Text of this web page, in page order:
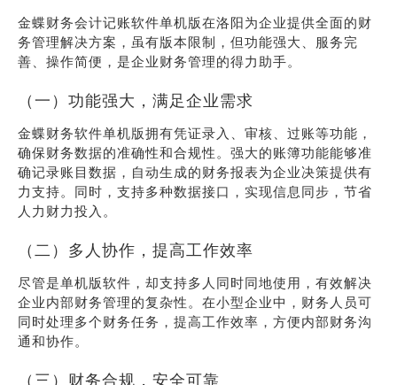
金蝶财务会计记账软件单机版在洛阳为企业提供全面的财
务管理解决方案，虽有版本限制，但功能强大、服务完
善、操作简便，是企业财务管理的得力助手。
（一）功能强大，满足企业需求
金蝶财务软件单机版拥有凭证录入、审核、过账等功能，
确保财务数据的准确性和合规性。强大的账簿功能能够准
确记录账目数据，自动生成的财务报表为企业决策提供有
力支持。同时，支持多种数据接口，实现信息同步，节省
人力财力投入。
（二）多人协作，提高工作效率
尽管是单机版软件，却支持多人同时同地使用，有效解决
企业内部财务管理的复杂性。在小型企业中，财务人员可
同时处理多个财务任务，提高工作效率，方便内部财务沟
通和协作。
（三）财务合规，安全可靠